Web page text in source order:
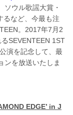
ソウル歌謡大賞・
るなど、今最も注
。2017年7月2
SEVENTEEN 1ST
演を記念して、最
ンを放送いたしま
EDGE’ in J